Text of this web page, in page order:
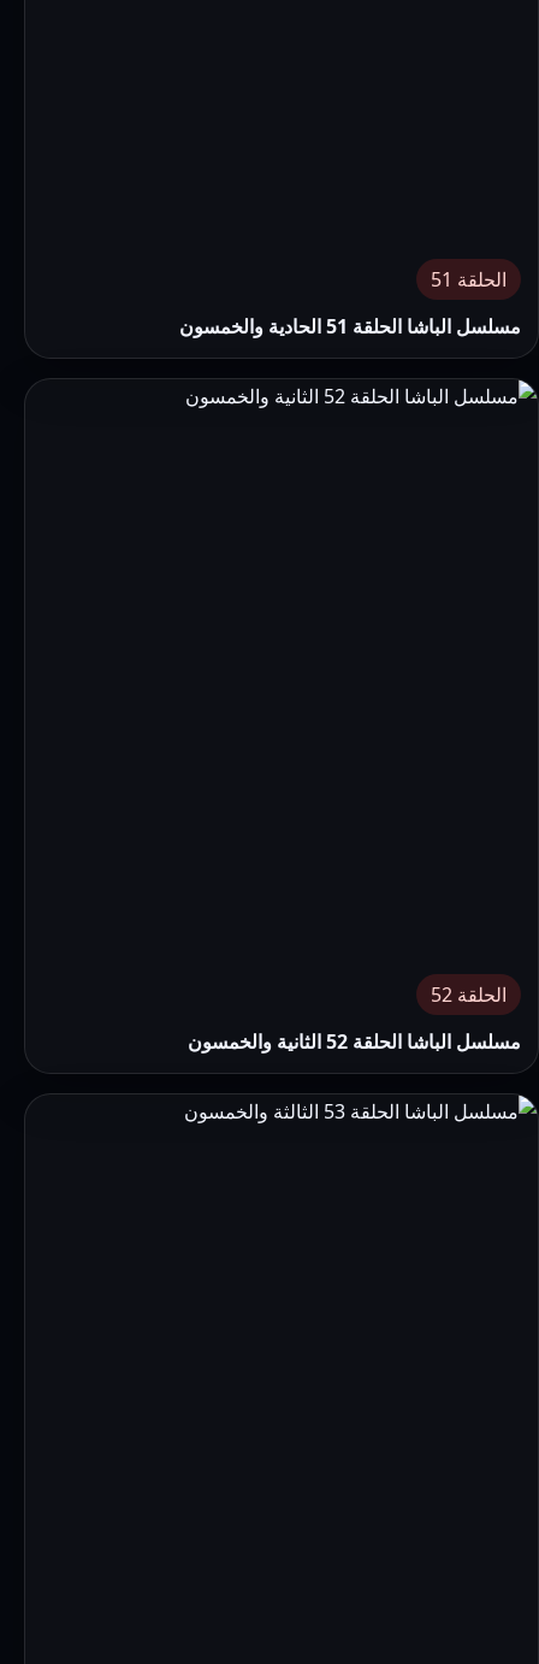
الحلقة 51
مسلسل الباشا الحلقة 51 الحادية والخمسون
الحلقة 52
مسلسل الباشا الحلقة 52 الثانية والخمسون